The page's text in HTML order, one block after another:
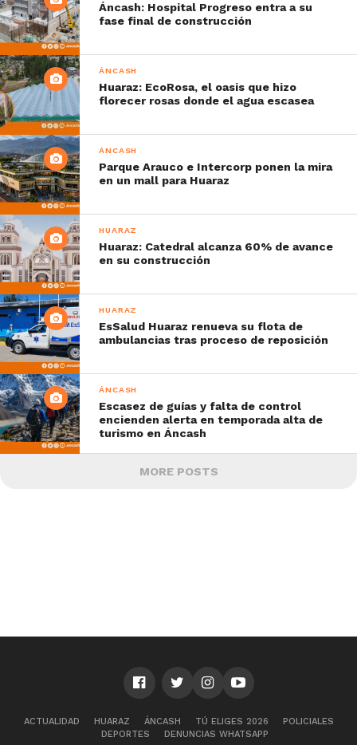
Áncash: Hospital Progreso entra a su
fase final de construcción
ÁNCASH
Huaraz: EcoRosa, el oasis que hizo
florecer rosas donde el agua escasea
ÁNCASH
Parque Arauco e Intercorp ponen la mira
en un mall para Huaraz
HUARAZ
Huaraz: Catedral alcanza 60% de avance
en su construcción
HUARAZ
EsSalud Huaraz renueva su flota de
ambulancias tras proceso de reposición
ÁNCASH
Escasez de guías y falta de control
encienden alerta en temporada alta de
turismo en Áncash
MORE POSTS
ACTUALIDAD HUARAZ ÁNCASH TÚ ELIGES 2026
POLICIALES
DEPORTES
DENUNCIAS WHATSAPP